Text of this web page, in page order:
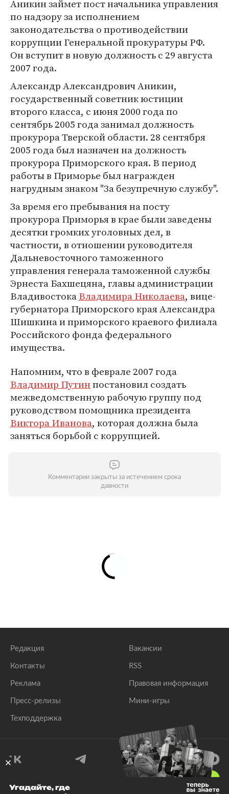
Аникин займет пост начальника управления
по надзору за исполнением
законодательства о противодействии
коррупции Генеральной прокуратуры РФ.
Он вступит в новую должность с 29 августа
2007 года.
Александр Александрович Аникин,
государственный советник юстиции
второго класса, с июня 2000 года по
сентябрь 2005 года занимал должность
прокурора Тверской области. 28 сентября
2005 года был назначен на должность
прокурора Приморского края. В период
работы в Приморье был награжден
нагрудным знаком "За безупречную службу".
За время его пребывания на посту
прокурора Приморья в крае были заведены
десятки громких уголовных дел, в
частности, в отношении руководителя
Дальневосточного таможенного
управления генерала таможенной службы
Эрнеста Бахшецяна, главы администрации
ВладивостокаВладимира Николаева, вице-
губернатора Приморского края Александра
Шишкина и приморского краевого филиала
Российского фонда федерального
имущества.
Напомним, что в феврале 2007 года
Владимир Путинпостановил создать
межведомственную рабочую группу под
руководством помощника президента
Виктора Иванова, которая должна была
заняться борьбой с коррупцией.
Комментарии закрыты за истечением срока
давности
Редакция
Контакты
Реклама
Пресс-релизы
Техподдержка
Вакансии
RSS
Правовая информация
Мини-игры
Угадайте, где